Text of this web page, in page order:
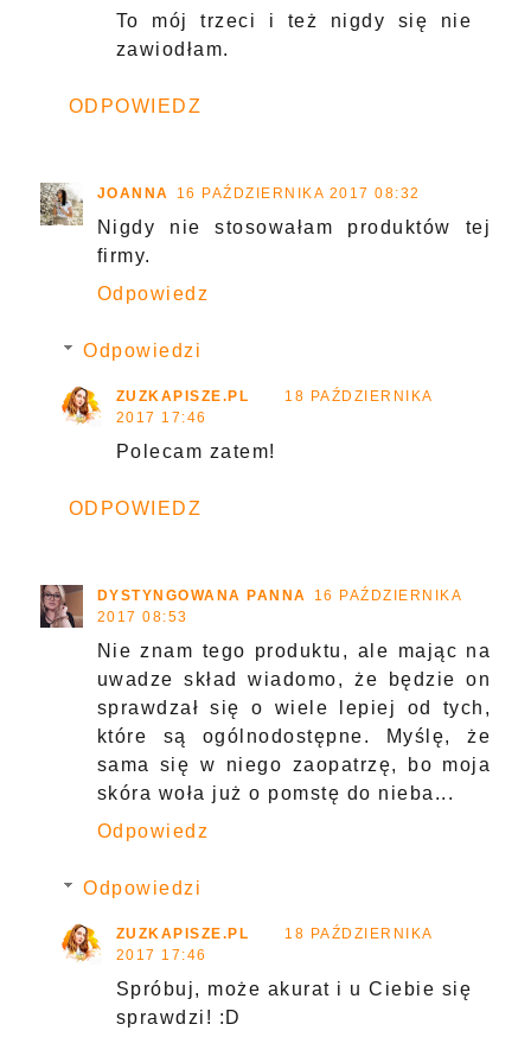
To mój trzeci i też nigdy się nie
zawiodłam.
ODPOWIEDZ
JOANNA 16 PAŹDZIERNIKA 2017 08:32
Nigdy nie stosowałam produktów tej
firmy.
Odpowiedz
Odpowiedzi
ZUZKAPISZE.PL
18 PAŹDZIERNIKA
2017 17:46
Polecam zatem!
ODPOWIEDZ
DYSTYNGOWANA PANNA
16 PAŹDZIERNIKA
2017 08:53
Nie znam tego produktu, ale mając na
uwadze skład wiadomo, że będzie on
sprawdzał się o wiele lepiej od tych,
które są ogólnodostępne. Myślę, że
sama się w niego zaopatrzę, bo moja
skóra woła już o pomstę do nieba...
Odpowiedz
Odpowiedzi
ZUZKAPISZE.PL
18 PAŹDZIERNIKA
2017 17:46
Spróbuj, może akurat i u Ciebie się
sprawdzi! :D